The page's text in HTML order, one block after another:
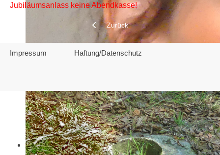
Jubiläumsanlass keine Abendkasse!
Vorheriger Beitrag: EINTRITTSPREISE
Zurück
Impressum Haftung/Datenschutz